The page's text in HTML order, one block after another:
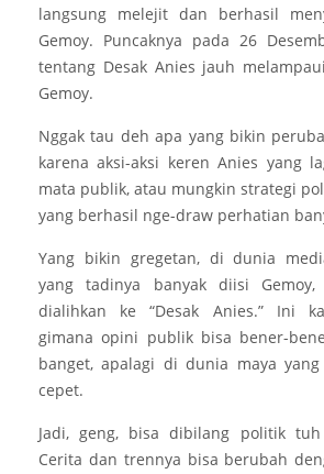
langsung melejit dan berhasil
Gemoy. Puncaknya pada 26
tentang Desak Anies jauh
Gemoy.
Nggak tau deh apa yang bikin
karena aksi-aksi keren Anies yang
mata publik, atau mungkin strategi
yang berhasil nge-draw perhatian
Yang bikin gregetan, di dunia
yang tadinya banyak diisi Gemoy,
dialihkan ke “Desak Anies.” Ini
gimana opini publik bisa bener-
banget, apalagi di dunia maya yang
cepet.
Jadi, geng, bisa dibilang politik tuh
Cerita dan trennya bisa berubah